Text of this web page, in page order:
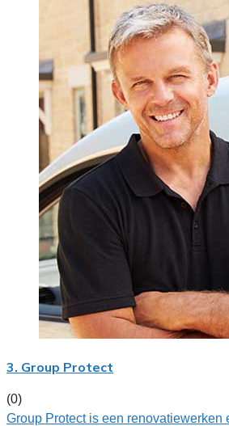
3. Group Protect
(0)
Group Protect is een renovatiewerken